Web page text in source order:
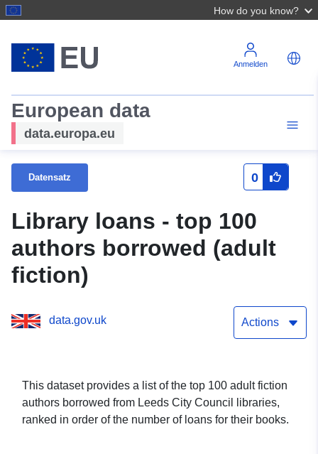
How do you know?
Anmelden
European data
data.europa.eu
Datensatz 0
Library loans - top 100
authors borrowed (adult
fiction)
data.gov.uk Actions
This dataset provides a list of the top 100 adult fiction
authors borrowed from Leeds City Council libraries,
ranked in order of the number of loans for their books.